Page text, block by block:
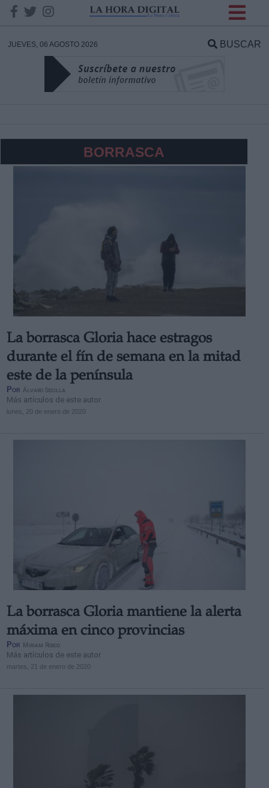
JUEVES, 06 AGOSTO 2026 BUSCAR
BORRASCA
La borrasca Gloria hace estragos
durante el fín de semana en la mitad
este de la península
Por Álvaro Secilla
Más artículos de este autor
lunes, 20 de enero de 2020
La borrasca Gloria mantiene la alerta
máxima en cinco provincias
Por Miriam Rosco
Más artículos de este autor
martes, 21 de enero de 2020
DATOS
Responsable:
Derechos:
link
Información adicional
link